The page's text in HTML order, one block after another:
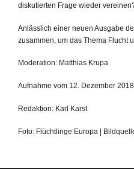
diskutierten Frage wieder
Anlässlich einer neuen Ausgabe
zusammen, um das Thema Flucht
Moderation: Matthias Krupa
Aufnahme vom 12. Dezember
Redaktion: Karl Karst
Foto: Flüchtlinge Europa |